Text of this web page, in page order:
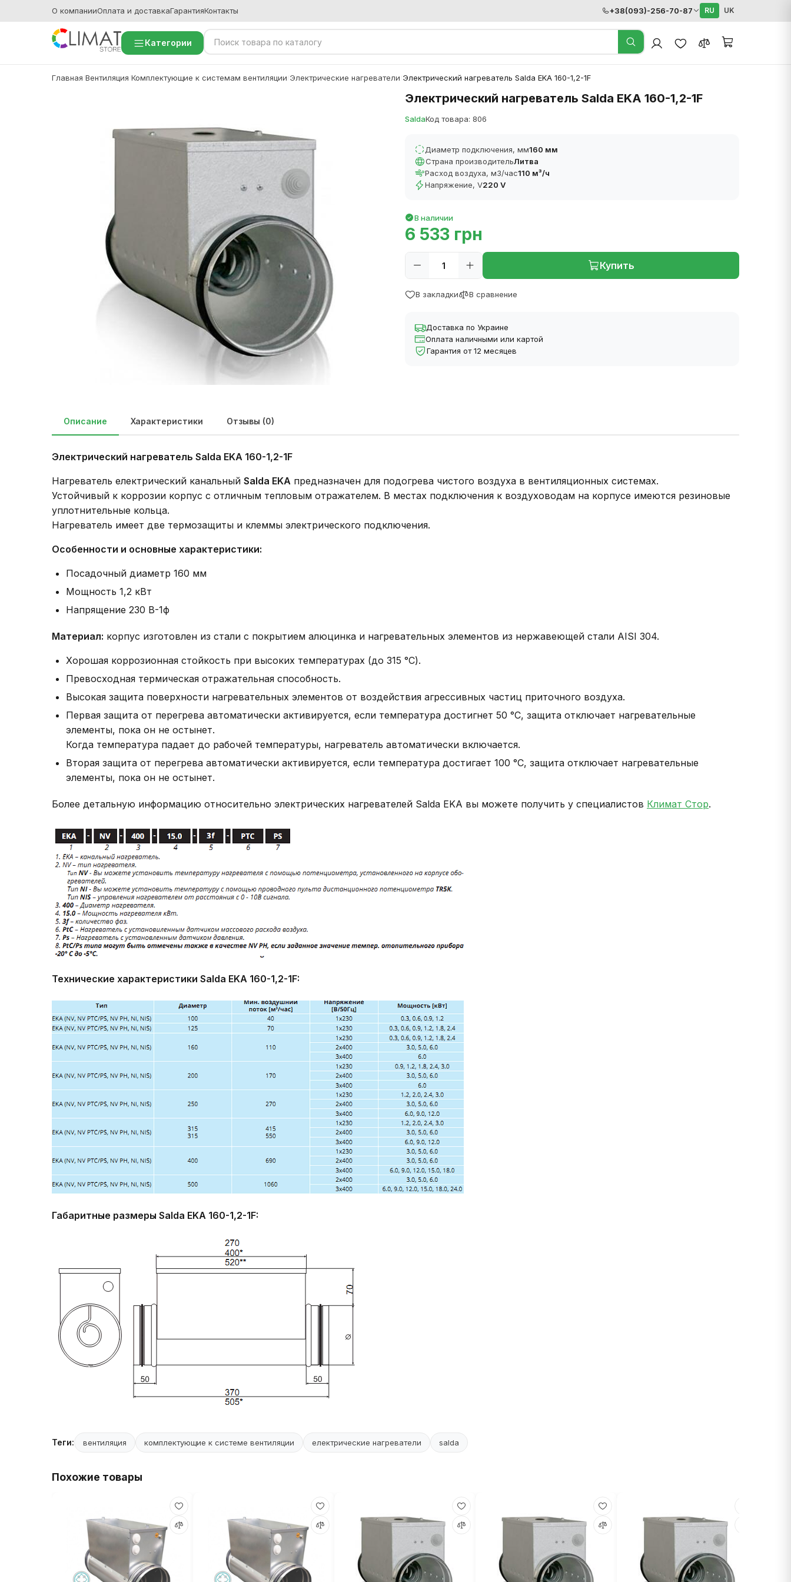
О компанииОплата и доставкаГарантияКонтакты +38(093)-256-70-87 RU UK
Категории
Главная Вентиляция Комплектующие к системам вентиляции Электрические нагреватели Электрический нагреватель Salda EKA 160-1,2-1F
Электрический нагреватель Salda EKA 160-1,2-1F
SaldaКод товара: 806
Диаметр подключения, мм160 мм
Страна производительЛитва
Расход воздуха, м3/час110 м³/ч
Напряжение, V220 V
В наличии
6 533 грн
Купить
В закладки В сравнение
Доставка по Украине
Оплата наличными или картой
Гарантия от 12 месяцев
Описание Характеристики Отзывы (0)
Электрический нагреватель Salda EKA 160-1,2-1F
Нагреватель електрический канальный Salda EKA предназначен для подогрева чистого воздуха в вентиляционных системах.
Устойчивый к коррозии корпус с отличным тепловым отражателем. В местах подключения к воздуховодам на корпусе имеются резиновые
уплотнительные кольца.
Нагреватель имеет две термозащиты и клеммы электрического подключения.
Особенности и основные характеристики:
Посадочный диаметр 160 мм
Мощность 1,2 кВт
Напрящение 230 В-1ф
Материал: корпус изготовлен из стали с покрытием алюцинка и нагревательных элементов из нержавеющей стали AISI 304.
Хорошая коррозионная стойкость при высоких температурах (до 315 °C).
Превосходная термическая отражательная способность.
Высокая защита поверхности нагревательных элементов от воздействия агрессивных частиц приточного воздуха.
Первая защита от перегрева автоматически активируется, если температура достигнет 50 °C, защита отключает нагревательные
элементы, пока он не остынет.
Когда температура падает до рабочей температуры, нагреватель автоматически включается.
Вторая защита от перегрева автоматически активируется, если температура достигает 100 °C, защита отключает нагревательные
элементы, пока он не остынет.
Более детальную информацию относительно электрических нагревателей Salda EKA вы можете получить у специалистов Климат Стор.
Технические характеристики Salda EKA 160-1,2-1F:
Габаритные размеры Salda EKA 160-1,2-1F:
Теги: вентиляция комплектующие к системе вентиляции електрические нагреватели salda
Похожие товары